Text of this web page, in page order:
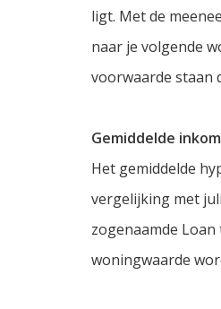
ligt. Met de
naar je volgende
voorwaarde staan
Gemiddelde
Het gemiddelde
vergelijking met
zogenaamde Loan
woningwaarde